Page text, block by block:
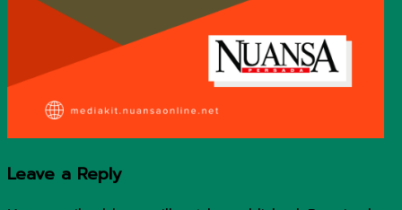
Leave a Reply